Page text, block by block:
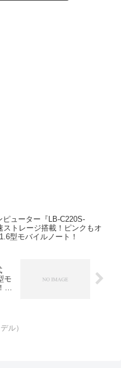
ピューター『LB-C220S-
ストレージ搭載！ピンクもオ
型モバイルノート！
モ
ル）